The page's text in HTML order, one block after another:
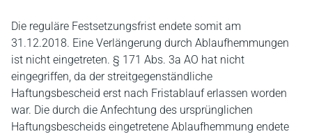
Die reguläre Festsetzungsfrist endete somit am
31.12.2018. Eine Verlängerung durch Ablaufhemmungen
ist nicht eingetreten. § 171 Abs. 3a AO hat nicht
eingegriffen, da der streitgegenständliche
Haftungsbescheid erst nach Fristablauf erlassen worden
war. Die durch die Anfechtung des ursprünglichen
Haftungsbescheids eingetretene Ablaufhemmung endete